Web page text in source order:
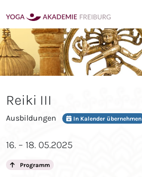
Reiki III
Ausbildungen In Kalender übernehmen
16. – 18. 05.2025
Programm